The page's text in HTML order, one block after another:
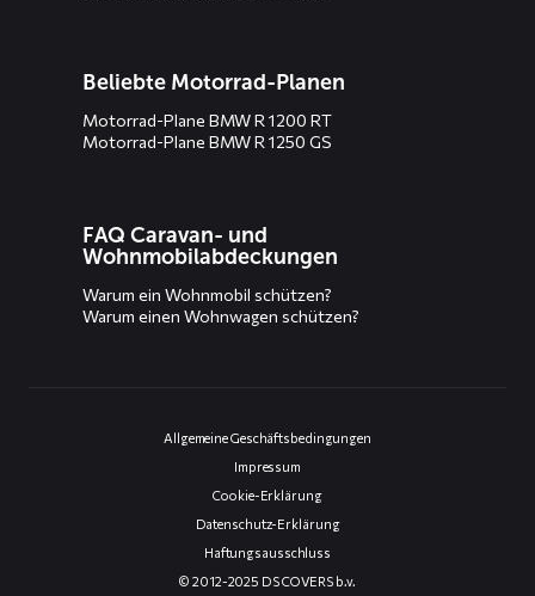
Beliebte Motorrad-Planen
Motorrad-Plane BMW R 1200 RT
Motorrad-Plane BMW R 1250 GS
FAQ Caravan- und
Wohnmobilabdeckungen
Warum ein Wohnmobil schützen?
Warum einen Wohnwagen schützen?
Allgemeine Geschäftsbedingungen
Impressum
Cookie-Erklärung
Datenschutz-Erklärung
Haftungsausschluss
© 2012-2025 DS COVERS b.v.